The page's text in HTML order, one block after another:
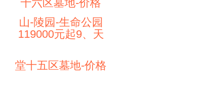
山-陵园-生命公园
十六区墓地-价格
119000元起9、天
堂十五区墓地-价格